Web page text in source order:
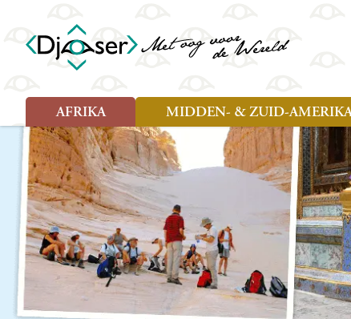
AFRIKA
Soort reizen
Rondreis (26)
Familiereis (10)
Fietsreis (2)
Wandelreis (1)
Cultuur (3)
Natuur (6)
Nieuwe reizen
Voodoo in Benin en Togo, 16
Landen
Angola
Ghana
Kaapverdië
Kenia
Madagaskar
Malawi
MIDDEN- & ZUID-
Soort reizen
Rondreis (25)
Familiereis (11)
Fietsreis (1)
Cultuur (9)
Natuur (13)
Landen
Amazone
Belize
Bolivia
Brazilië
Chili
Costa
Cuba
Ecuador